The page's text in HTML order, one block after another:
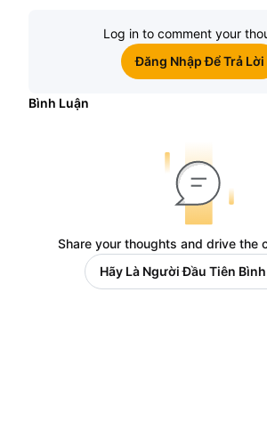
Log in to comment your
Đăng Nhập Để Trả Lời
Bình Luận
Share your thoughts and drive the
Hãy Là Người Đầu Tiên